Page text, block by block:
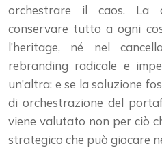
orchestrare il caos. La
conservare tutto a ogni
l’heritage, né nel
rebranding radicale e
un’altra: e se la soluzione
di orchestrazione del
viene valutato non per ciò
strategico che può giocare